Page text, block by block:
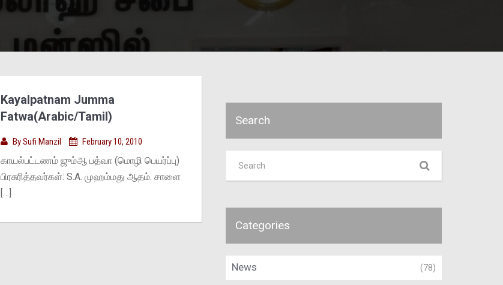
Kayalpatnam Jumma
Fatwa(Arabic/Tamil)
BySufi Manzil February 10, 2010
காயல்பட்டணம் ஜும்ஆ பத்வா (மொழி பெயர்ப்பு)
பிரசுரித்தவர்கள்: S.A. முஹம்மது ஆதம். சாளை
[…]
Search
Categories
News (78)